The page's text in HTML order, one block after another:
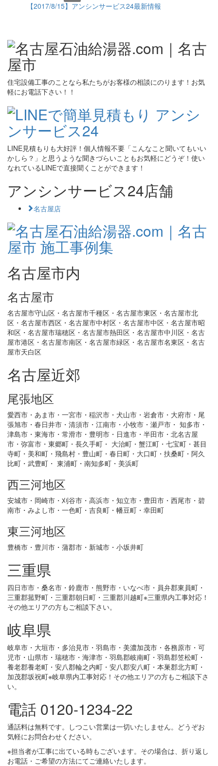
【2017/8/15】アンシンサービス24最新情報
住宅設備工事のことなら私たちがお客様の相談にのります！お気
軽にお電話下さい！！
LINE見積もりも大好評！個人情報不要「こんなこと聞いてもいい
かしら？」と思うような聞きづらいこともお気軽にどうぞ！使い
なれているLINEで直接聞くことができます！
アンシンサービス24店舗
名古屋店
名古屋市内
名古屋市
名古屋市守山区・名古屋市千種区・名古屋市東区・名古屋市北
区・名古屋市西区・名古屋市中村区・名古屋市中区・名古屋市昭
和区・名古屋市瑞穂区・名古屋市熱田区・名古屋市中川区・名古
屋市港区・名古屋市南区・名古屋市緑区・名古屋市名東区・名古
屋市天白区
名古屋近郊
尾張地区
愛西市・あま市・一宮市・稲沢市・犬山市・岩倉市・大府市・尾
張旭市・春日井市・清須市・江南市・小牧市・瀬戸市・ 知多市・
津島市・東海市・常滑市・豊明市・日進市・半田市・北名古屋
市・弥富市・東郷町・長久手町・ 大治町・蟹江町・七宝町・甚目
寺町・美和町・飛島村・豊山町・春日町・大口町・扶桑町・阿久
比町・武豊町・ 東浦町・南知多町・美浜町
西三河地区
安城市・岡崎市・刈谷市・高浜市・知立市・豊田市・西尾市・碧
南市・みよし市・一色町・吉良町・幡豆町・幸田町
東三河地区
豊橋市・豊川市・蒲郡市・新城市・小坂井町
三重県
四日市市・桑名市・鈴鹿市・熊野市・いなべ市・員弁郡東員町・
三重郡菰野町・三重郡朝日町・三重郡川越町※三重県内工事対応！
その他エリアの方もご相談下さい。
岐阜県
岐阜市・大垣市・多治見市・羽島市・美濃加茂市・各務原市・可
児市・山県市・瑞穂市・海津市・羽島郡岐南町・羽島郡笠松町・
養老郡養老町・安八郡輪之内町・安八郡安八町・本巣郡北方町・
加茂郡坂祝町※岐阜県内工事対応！その他エリアの方もご相談下さ
い。
電話 0120-1234-22
通話料は無料です。しつこい営業は一切いたしません。どうぞお
気軽にお問合わせください。
※担当者が工事に出ている時もございます。その場合は、折り返し
お電話・ご希望の方法にてご連絡いたします。